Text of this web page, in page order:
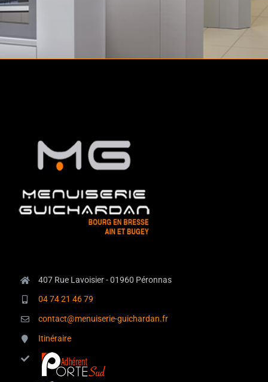
407 Rue Lavoisier - 01960 Péronnas
04 74 21 46 79
contact@menuiserie-guichardan.fr
Itinéraire